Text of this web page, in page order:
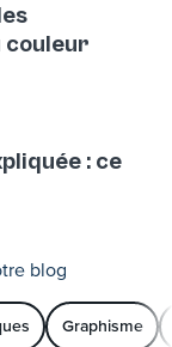
couleur
: ce
blog
Graphisme